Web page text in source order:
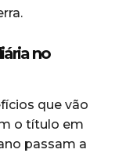
no
que vão
o título em
passam a